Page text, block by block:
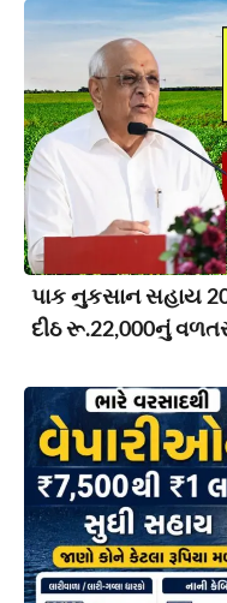
પાક નુકસાન સહાય
દીઠ રૂ.22,000નું